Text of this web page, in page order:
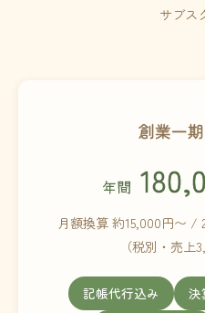
サブス
創業一
年間
月額換算 約15,000円〜 /
（税別・売上
記帳代行込み 決